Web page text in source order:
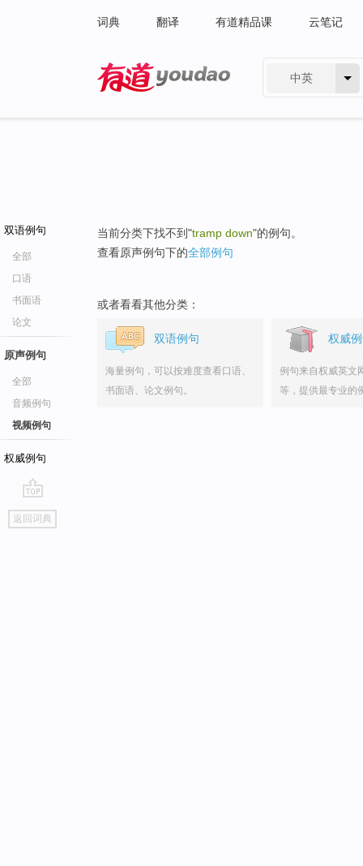
词典 翻译 有道精品课 云笔记
中英
双语例句
全部
口语
书面语
论文
原声例句
全部
音频例句
视频例句
权威例句
go
top
返回词典
当前分类下找不到"tramp down"的例句。
查看原声例句下的全部例句
或者看看其他分类：
双语例句
海量例句，可以按难度查看口语、
书面语、论文例句。
权威
例句来自权威英文
等，提供最专业的